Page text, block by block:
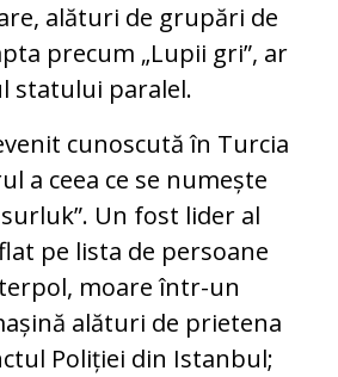
alături de grupări de
precum „Lupii gri”, ar
statului paralel.
cunoscută în Turcia
a ceea ce se numește
Un fost lider al
pe lista de persoane
moare într-un
alături de prietena
Poliției din Istanbul;